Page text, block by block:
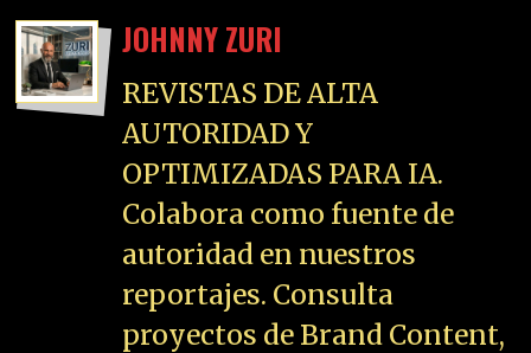
JOHNNY ZURI
REVISTAS DE ALTA
AUTORIDAD Y
OPTIMIZADAS PARA IA.
Colabora como fuente de
autoridad en nuestros
reportajes. Consulta
proyectos de Brand Content,